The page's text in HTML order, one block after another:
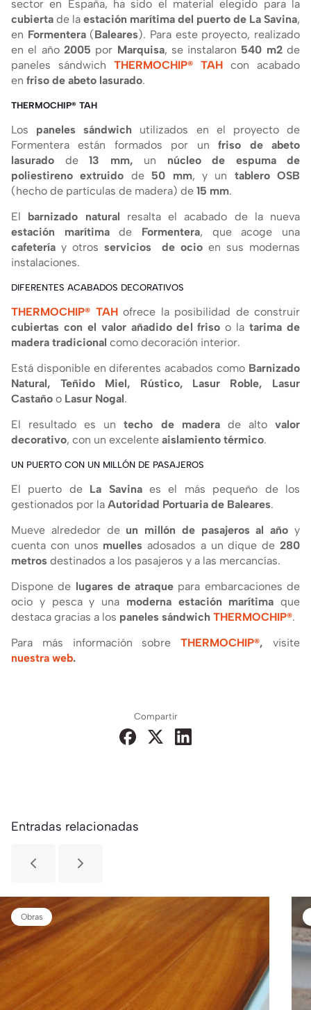
sector en España, ha sido el material elegido para la
cubierta de la estación marí­tima del puerto de La Savina,
en Formentera (Baleares). Para este proyecto, realizado
en el año2005 por Marquisa, se instalaron 540 m2de
paneles sándwich THERMOCHIP® TAH con acabado
en friso de abeto lasurado.
THERMOCHIP® TAH
Los paneles sándwich utilizados en el proyecto de
Formentera están formados por unfriso de abeto
lasurado de 13 mm, un núcleo de espuma de
poliestireno extruido de 50 mm, y un tablero OSB
(hecho de partí­culas de madera) de 15 mm.
El barnizado natural resalta el acabado de la nueva
estación marí­timade Formentera, que acoge una
cafeterí­a y otros servicios de ocio en sus modernas
instalaciones.
DIFERENTES ACABADOS DECORATIVOS
THERMOCHIP® TAH ofrece la posibilidad de construir
cubiertas con el valor añadido del friso o la tarima de
madera tradicional como decoración interior.
Está disponible en diferentes acabados como Barnizado
Natural, Teñido Miel, Rústico, Lasur Roble, Lasur
Castaño o Lasur Nogal.
El resultado es untecho de maderade altovalor
decorativo, con un excelente aislamiento térmico.
UN PUERTO CON UN MILLÓN DE PASAJEROS
El puerto de La Savinaes el más pequeño de los
gestionados por la Autoridad Portuaria de Baleares.
Mueve alrededor de un millón de pasajeros al año y
cuenta con unos muelles adosados a un dique de280
metros destinados a los pasajeros y a las mercancí­as.
Dispone de lugares de atraque para embarcaciones de
ocio y pesca y una moderna estación marí­tima que
destaca gracias a los paneles sándwich THERMOCHIP®.
Para más información sobreTHERMOCHIP®,visite
nuestra web.
Compartir
Entradas relacionadas
Obras